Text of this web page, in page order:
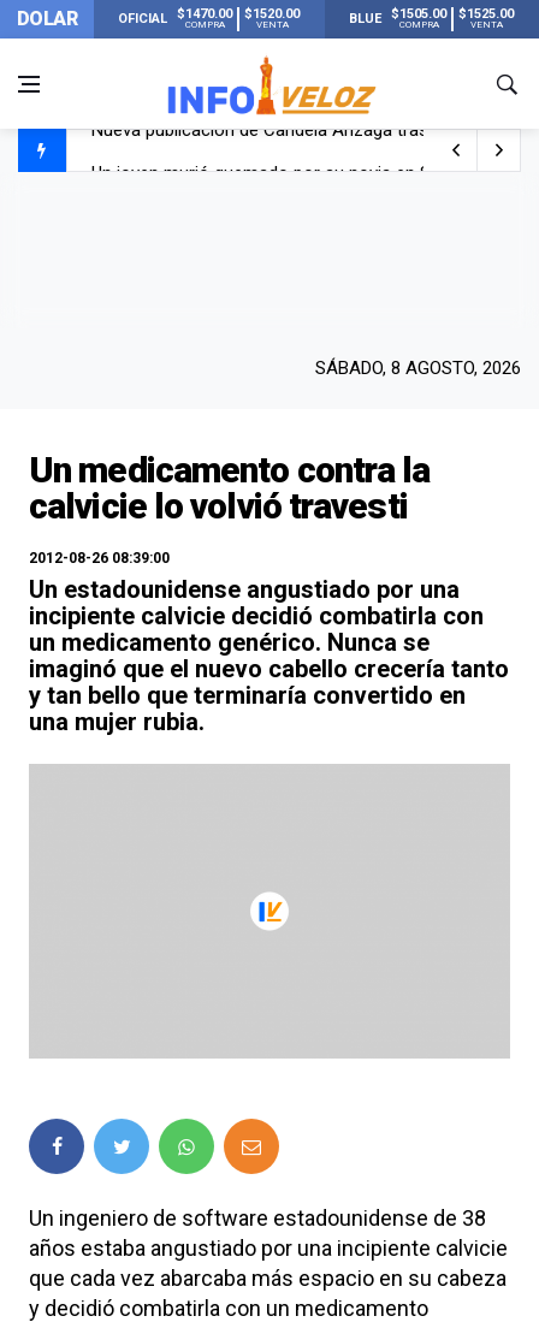
DOLAR OFICIAL $1470.00
COMPRA
$1520.00
VENTA BLUE $1505.00
COMPRA
$1525.00
VENTA
Un joven murió quemado por su novia en San Luis:
SÁBADO, 8 AGOSTO, 2026
Un medicamento contra la
calvicie lo volvió travesti
2012-08-26 08:39:00
Un estadounidense angustiado por una
incipiente calvicie decidió combatirla con
un medicamento genérico. Nunca se
imaginó que el nuevo cabello crecería tanto
y tan bello que terminaría convertido en
una mujer rubia.
Un ingeniero de software estadounidense de 38
años estaba angustiado por una incipiente calvicie
que cada vez abarcaba más espacio en su cabeza
y decidió combatirla con un medicamento